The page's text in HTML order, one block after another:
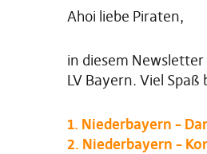
Ahoi liebe Piraten,
in diesem
LV Bayern. Viel Spaß
1. Niederbayern –
2. Niederbayern –